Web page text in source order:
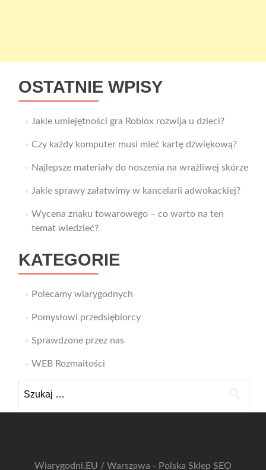
OSTATNIE WPISY
Jakie umiejętności gra Roblox rozwija u dzieci?
Czy każdy komputer musi mieć kartę dźwiękową?
Najlepsze materiały do noszenia na wrażliwej skórze
Jakie sprawy załatwimy w kancelarii adwokackiej?
Wycena znaku towarowego – co warto na ten
temat wiedzieć?
KATEGORIE
Polecamy wiarygodnych
Pomysłowi przedsiębiorcy
Sprawdzone przez nas
WEB Rozmaitości
Wiarygodni.EU / Warszawa - Polska Sklep SEO